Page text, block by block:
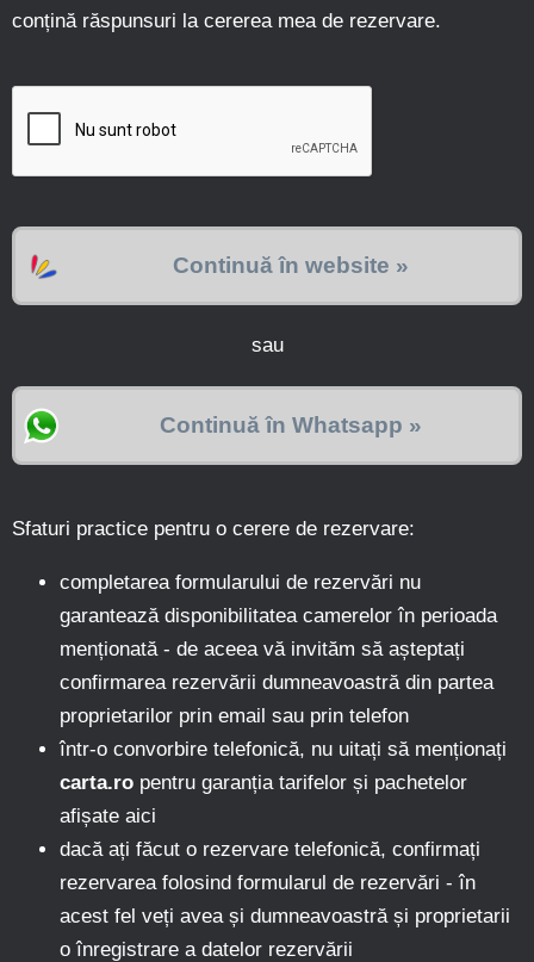
conțină răspunsuri la cererea mea de rezervare.
Continuă în website »
sau
Continuă în Whatsapp »
Sfaturi practice pentru o cerere de rezervare:
completarea formularului de rezervări nu
garantează disponibilitatea camerelor în perioada
menționată - de aceea vă invităm să așteptați
confirmarea rezervării dumneavoastră din partea
proprietarilor prin email sau prin telefon
într-o convorbire telefonică, nu uitați să menționați
carta.ro pentru garanția tarifelor și pachetelor
afișate aici
dacă ați făcut o rezervare telefonică, confirmați
rezervarea folosind formularul de rezervări - în
acest fel veți avea și dumneavoastră și proprietarii
o înregistrare a datelor rezervării